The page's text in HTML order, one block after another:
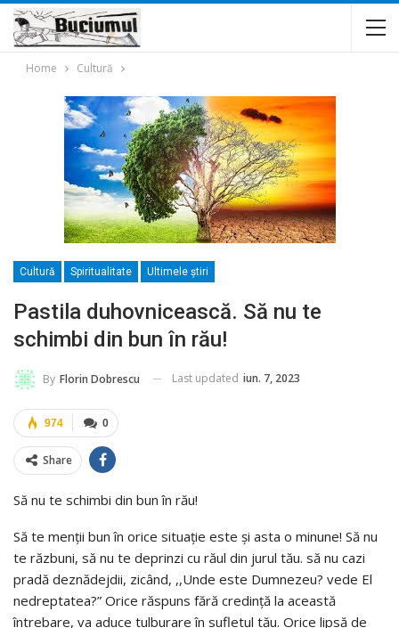
Home Cultură
Cultură Spiritualitate Ultimele ştiri
Pastila duhovnicească. Să nu te
schimbi din bun în rău!
By Florin Dobrescu Last updated iun. 7, 2023
0
974
Share
Să nu te schimbi din bun în rău!
Să te menții bun în orice situație este și asta o minune! Să nu
te răzbuni, să nu te deprinzi cu răul din jurul tău. să nu cazi
pradă deznădejdii, zicând, ,,Unde este Dumnezeu? vede El
nedreptatea?” Orice răspuns fără credință la această
întrebare, va aduce tulburare în sufletul tău. Orice lipsă de